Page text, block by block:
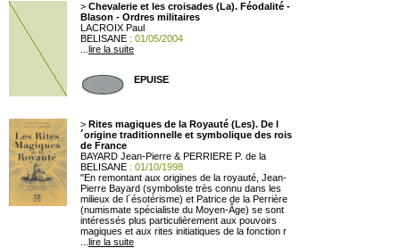
> Chevalerie et les croisades (La). Féodalité -
Blason - Ordres militaires
LACROIX Paul
BELISANE : 01/05/2004
lire la suite
EPUISE
> Rites magiques de la Royauté (Les). De l
´origine traditionnelle et symbolique des rois
de France
BAYARD Jean-Pierre & PERRIERE P. de la
BELISANE : 01/10/1998
"En remontant aux origines de la royauté, Jean-
Pierre Bayard (symboliste très connu dans les
milieux de l´ésotérisme) et Patrice de la Perrière
(numismate spécialiste du Moyen-Âge) se sont
intéressés plus particulièrement aux pouvoirs
magiques et aux rites initiatiques de la fonction r
lire la suite